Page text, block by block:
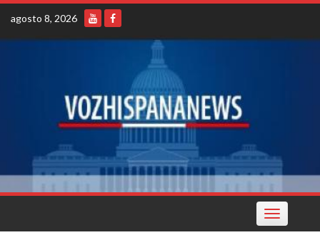
Skip
content
agosto 8, 2026
Toggle
navigation